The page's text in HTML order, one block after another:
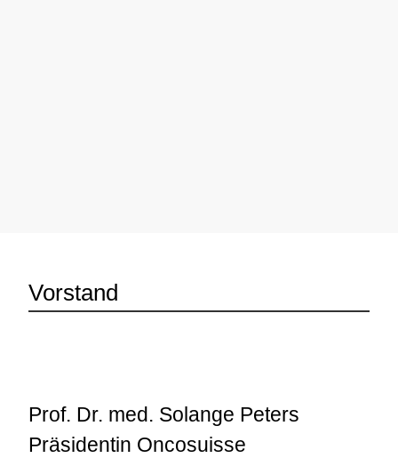
Vorstand
Prof. Dr. med. Solange Peters
Präsidentin Oncosuisse